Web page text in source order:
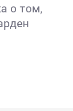
о том,